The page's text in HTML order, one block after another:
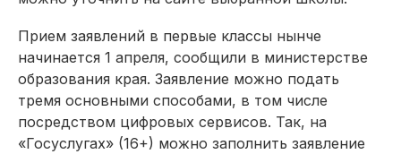
Прием заявлений в первые классы нынче
начинается 1 апреля, сообщили в министерстве
образования края. Заявление можно подать
тремя основными способами, в том числе
посредством цифровых сервисов. Так, на
«Госуслугах» (16+) можно заполнить заявление